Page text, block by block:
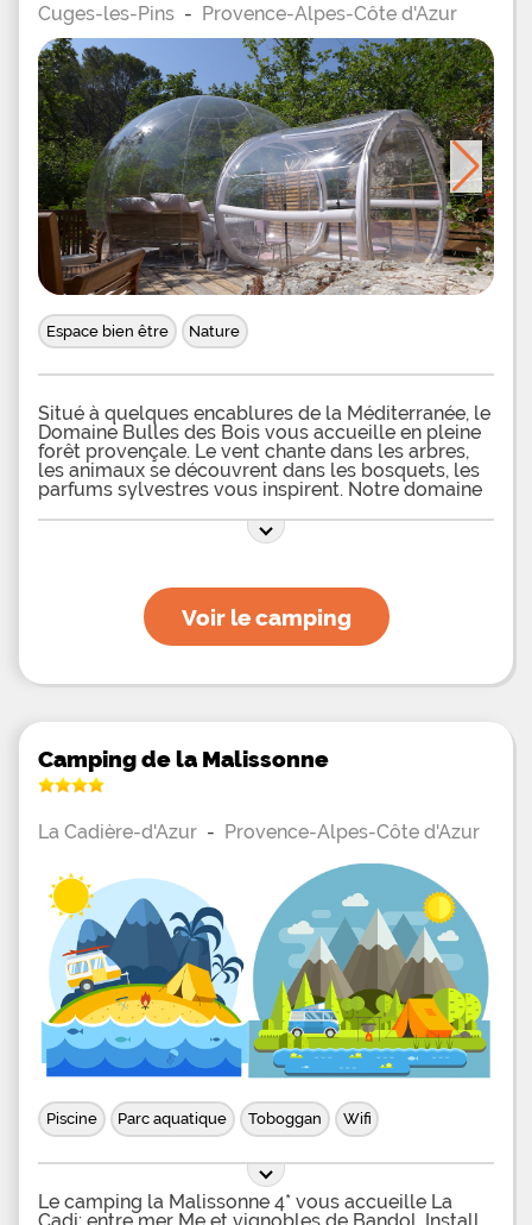
Cuges-les-Pins - Provence-Alpes-Côte d'Azur
Espace bien être Nature
Situé à quelques encablures de la Méditerranée, le
Domaine Bulles des Bois vous accueille en pleine
forêt provençale. Le vent chante dans les arbres,
les animaux se découvrent dans les bosquets, les
parfums sylvestres vous inspirent. Notre domaine
pins, cyprès…) et d’essences méditerranéennes
(chêne vert, arbousiers, yucca…)et bien d’autres.
vous détendre et vous permettra de vous relaxer.
Dans le cadre de votre nuitée ou indépendamment
des bulles le domaine propose de venir vous
détendre dans un spa. Il est installé à l'intérieur
l'abri des
Voir le camping
Camping de la Malissonne
La Cadière-d'Azur - Provence-Alpes-Côte d'Azur
Piscine Parc aquatique Toboggan Wifi
Le camping la Malissonne 4* vous accueille La
Cadi: entre mer Me et vignobles de Bandol. Install